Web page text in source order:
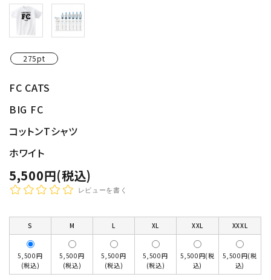
275pt
FC CATS
BIG FC
コットンTシャツ
ホワイト
5,500円(税込)
レビューを書く
S M L XL XXL XXXL
5,500円
(税込)
5,500円
(税込)
5,500円
(税込)
5,500円
(税込)
5,500円(税
込)
5,500円(税
込)